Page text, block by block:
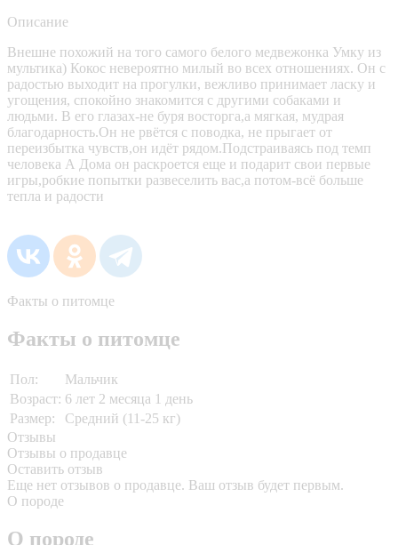
Описание
Внешне похожий на того самого белого медвежонка Умку из
мультика) Кокос невероятно милый во всех отношениях. Он с
радостью выходит на прогулки, вежливо принимает ласку и
угощения, спокойно знакомится с другими собаками и
людьми. В его глазах-не буря восторга,а мягкая, мудрая
благодарность.Он не рвётся с поводка, не прыгает от
переизбытка чувств,он идёт рядом.Подстраиваясь под темп
человека А Дома он раскроется еще и подарит свои первые
игры,робкие попытки развеселить вас,а потом-всё больше
тепла и радости
Факты о питомце
Факты о питомце
Пол:
Мальчик
Возраст: 6 лет 2 месяца 1 день
Размер:
Средний (11-25 кг)
Отзывы
Отзывы о продавце
Оставить отзыв
Еще нет отзывов о продавце. Ваш отзыв будет первым.
О породе
О породе